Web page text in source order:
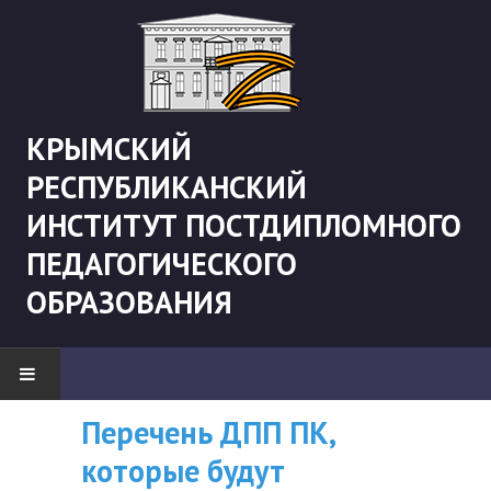
КРЫМСКИЙ
РЕСПУБЛИКАНСКИЙ
ИНСТИТУТ ПОСТДИПЛОМНОГО
ПЕДАГОГИЧЕСКОГО
ОБРАЗОВАНИЯ
НОВОСТИ
"Боевая" русистика
ВНИМАНИЮ
СЛУШАТЕЛЕЙ, У
Перечень ДПП ПК,
которые будут